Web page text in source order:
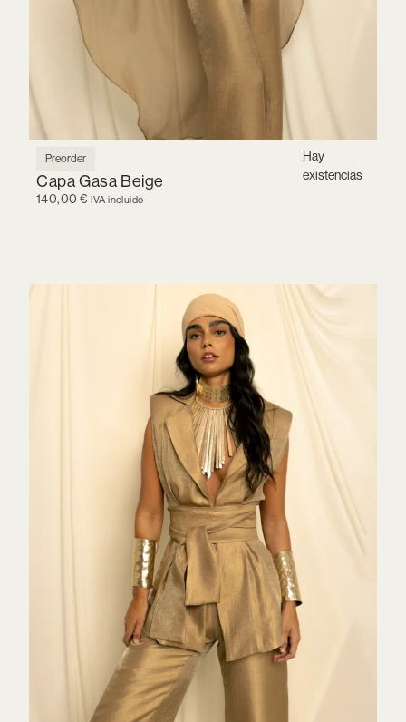
Preorder
Capa Gasa Beige
140,00 € IVA incluido
Hay
existencias